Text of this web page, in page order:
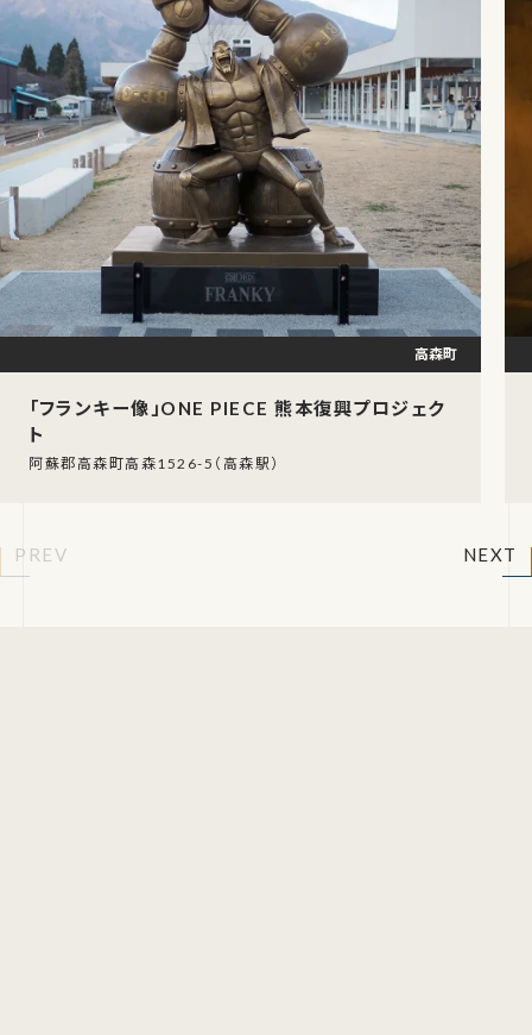
「フランキー像」ONE PIECE 熊本復興プロジェク
ト
阿蘇郡高森町高森1526-5（高森駅）
高森町
PREV NEXT